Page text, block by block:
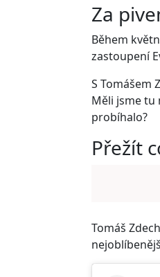
Za
Během
zastoupení
S Tomášem
Měli jsme tu
probíhalo?
Přežít
Tomáš